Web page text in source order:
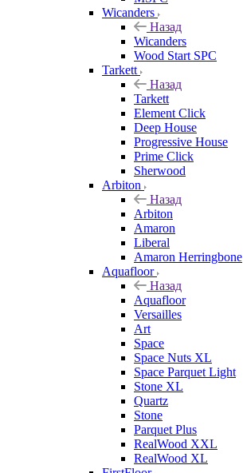
Wicanders
Назад
Wicanders
Wood Start SPC
Tarkett
Назад
Tarkett
Element Click
Deep House
Progressive House
Prime Click
Sherwood
Arbiton
Назад
Arbiton
Amaron
Liberal
Amaron Herringbone
Aquafloor
Назад
Aquafloor
Versailles
Art
Space
Space Nuts XL
Space Parquet Light
Stone XL
Quartz
Stone
Parquet Plus
RealWood XXL
RealWood XL